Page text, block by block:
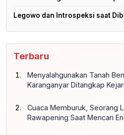
Legowo dan Introspeksi saat
Terbaru
Menyalahgunakan Tanah
Karanganyar Ditangkap Kejari
Cuaca Memburuk, Seorang
Rawapening Saat Mencari